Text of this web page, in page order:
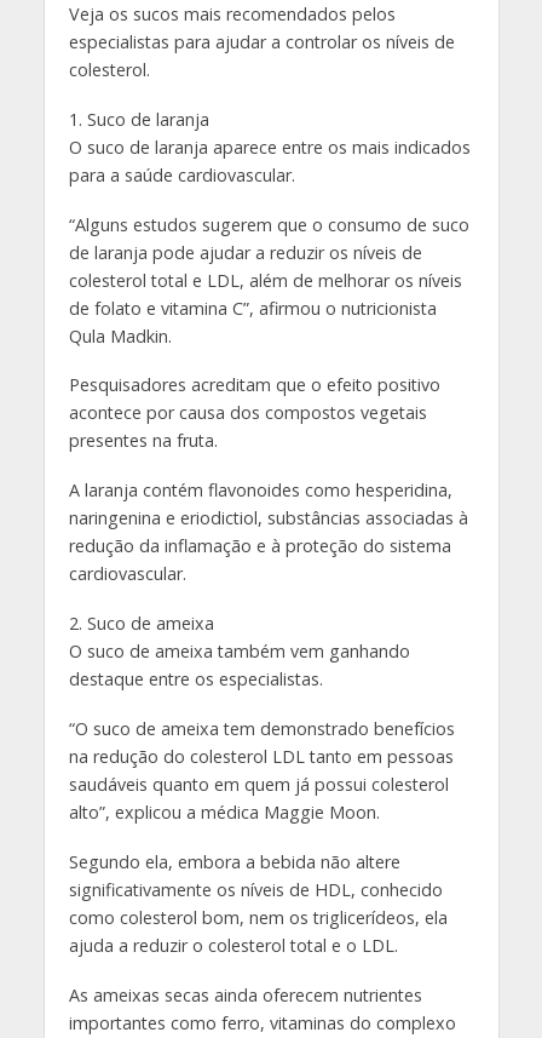
Veja os sucos mais recomendados pelos
especialistas para ajudar a controlar os níveis de
colesterol.
1. Suco de laranja
O suco de laranja aparece entre os mais indicados
para a saúde cardiovascular.
“Alguns estudos sugerem que o consumo de suco
de laranja pode ajudar a reduzir os níveis de
colesterol total e LDL, além de melhorar os níveis
de folato e vitamina C”, afirmou o nutricionista
Qula Madkin.
Pesquisadores acreditam que o efeito positivo
acontece por causa dos compostos vegetais
presentes na fruta.
A laranja contém flavonoides como hesperidina,
naringenina e eriodictiol, substâncias associadas à
redução da inflamação e à proteção do sistema
cardiovascular.
2. Suco de ameixa
O suco de ameixa também vem ganhando
destaque entre os especialistas.
“O suco de ameixa tem demonstrado benefícios
na redução do colesterol LDL tanto em pessoas
saudáveis quanto em quem já possui colesterol
alto”, explicou a médica Maggie Moon.
Segundo ela, embora a bebida não altere
significativamente os níveis de HDL, conhecido
como colesterol bom, nem os triglicerídeos, ela
ajuda a reduzir o colesterol total e o LDL.
As ameixas secas ainda oferecem nutrientes
importantes como ferro, vitaminas do complexo